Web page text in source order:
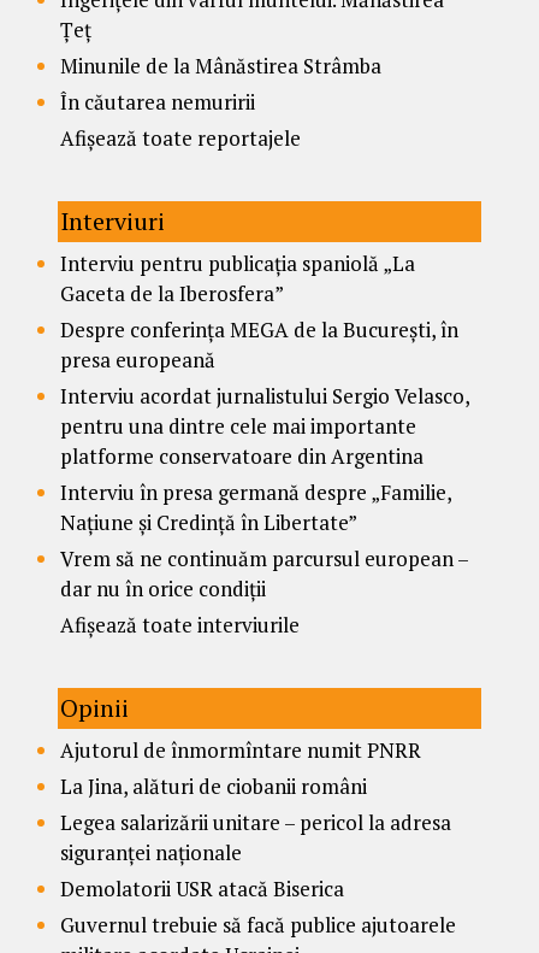
Țeț
Minunile de la Mânăstirea Strâmba
În căutarea nemuririi
Afișează toate reportajele
Interviuri
Interviu pentru publicația spaniolă „La
Gaceta de la Iberosfera”
Despre conferința MEGA de la București, în
presa europeană
Interviu acordat jurnalistului Sergio Velasco,
pentru una dintre cele mai importante
platforme conservatoare din Argentina
Interviu în presa germană despre „Familie,
Națiune și Credință în Libertate”
Vrem să ne continuăm parcursul european –
dar nu în orice condiții
Afișează toate interviurile
Opinii
Ajutorul de înmormîntare numit PNRR
La Jina, alături de ciobanii români
Legea salarizării unitare – pericol la adresa
siguranței naționale
Demolatorii USR atacă Biserica
Guvernul trebuie să facă publice ajutoarele